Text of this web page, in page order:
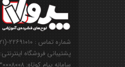
شماره تماس : ۲۲۶۹۱۰۱۰-(۰۲۱)
پشتیبانی فروشگاه اینترنتی: ۰۹۱۲۸۵۰۱۱۲۵